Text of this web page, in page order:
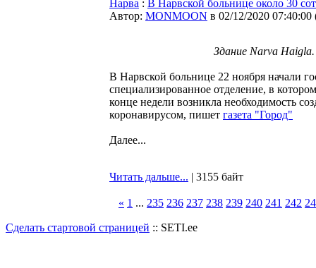
Нарва : В Нарвской больнице около 30
Автор: MONMOON в 02/12/2020 07:40:00
Здание Narva
В Нарвской больнице 22 ноября начали
специализированное отделение, в
конце недели возникла необходимость
коронавирусом, пишет газета "Город"
Далее...
Читать дальше... | 3155 байт
« 1 ... 235 236 237 238 239 240 241 242
Сделать стартовой страницей :: SETI.ee